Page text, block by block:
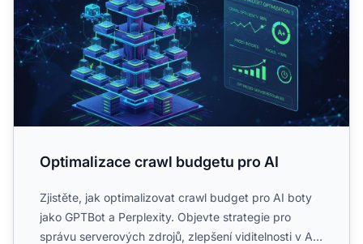
Optimalizace crawl budgetu pro AI
Zjistěte, jak optimalizovat crawl budget pro AI boty
jako GPTBot a Perplexity. Objevte strategie pro
správu serverových zdrojů, zlepšení viditelnosti v AI